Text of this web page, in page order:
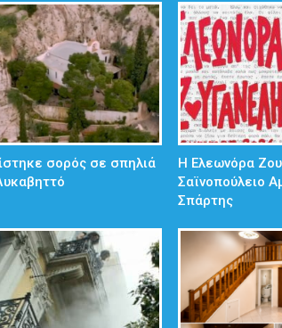
σορός σε σπηλιά
Η Ελεωνόρα
Σαϊνοπούλειο
Σπάρτης